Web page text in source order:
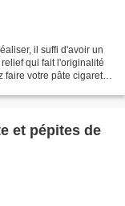
il suffi d'avoir un
qui fait l'originalité
faire votre pâte cigarette
et pépites de